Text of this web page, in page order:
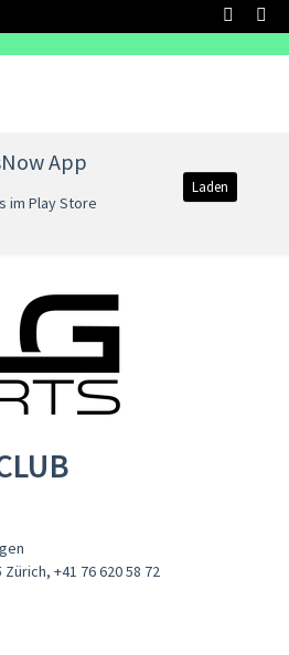
App
im Play Store
Laden
Zürich, +41 76 620 58 72